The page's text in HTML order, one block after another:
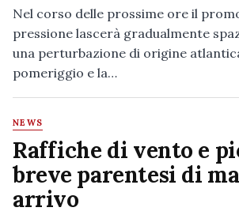
Nel corso delle prossime ore il
pressione lascerà gradualmente
una perturbazione di origine
pomeriggio e la…
NEWS
Raffiche di vento e
breve parentesi di
arrivo